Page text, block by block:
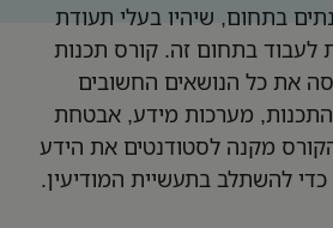
בתחום, שיהיו בעלי תעודת
לעבוד בתחום זה. קורס תכנות
את כל הנושאים החשובים
התכנות, מערכות מידע, אבטחת
מקנה לסטודנטים את הידע
כדי להשתלב בתעשיית המודיעין.